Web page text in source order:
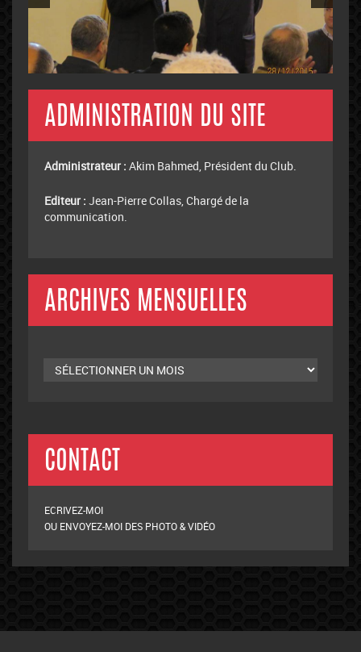
ADMINISTRATION DU SITE
Administrateur : Akim Bahmed, Président du Club.
Editeur : Jean-Pierre Collas, Chargé de la
communication.
ARCHIVES MENSUELLES
CONTACT
ECRIVEZ-MOI
OU ENVOYEZ-MOI DES PHOTO & VIDÉO